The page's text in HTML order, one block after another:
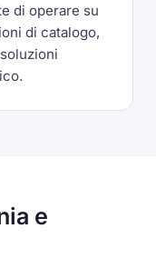
di operare su
di catalogo,
e